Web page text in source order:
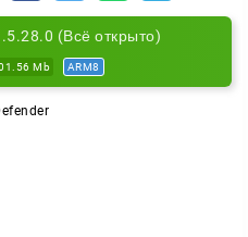
(Всё открыто)
Mb ARM8